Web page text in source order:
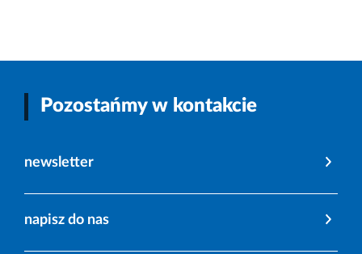
Pozostańmy w kontakcie
newsletter
napisz do nas